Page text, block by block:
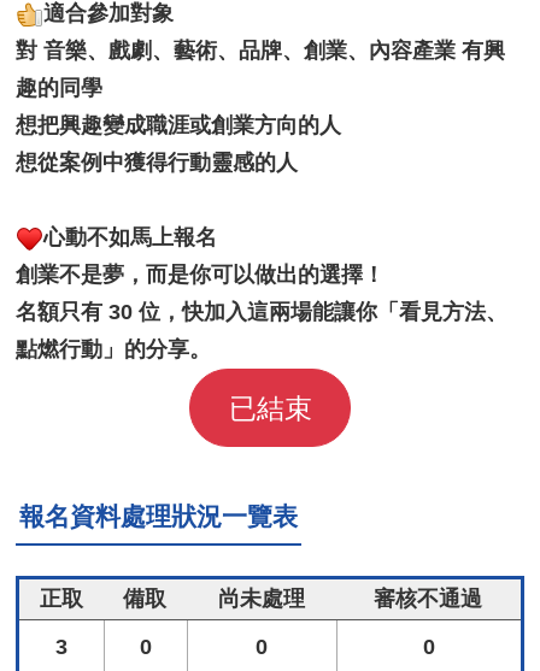
適合參加對象
對 音樂、戲劇、藝術、品牌、創業、內容產業 有興
趣的同學
想把興趣變成職涯或創業方向的人
想從案例中獲得行動靈感的人
心動不如馬上報名
創業不是夢，而是你可以做出的選擇！
名額只有 30 位，快加入這兩場能讓你「看見方法、
點燃行動」的分享。
已結束
報名資料處理狀況一覽表
正取 備取 尚未處理
審核不通過
3
0 0 0